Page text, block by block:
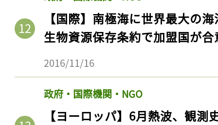
【国際】南極海に世界最大の
生物資源保存条約で加盟国が合
2016/11/16
政府・国際機関・NGO
【ヨーロッパ】6月熱波、観
記事をお気に入りに
ログインが必